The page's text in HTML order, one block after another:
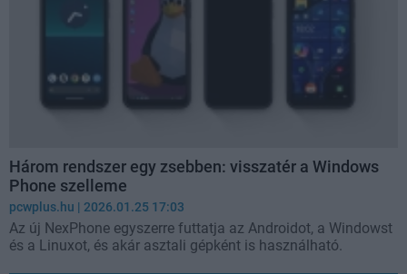
Három rendszer egy zsebben: visszatér a Windows
Phone szelleme
pcwplus.hu | 2026.01.25 17:03
Az új NexPhone egyszerre futtatja az Androidot, a Windowst
és a Linuxot, és akár asztali gépként is használható.